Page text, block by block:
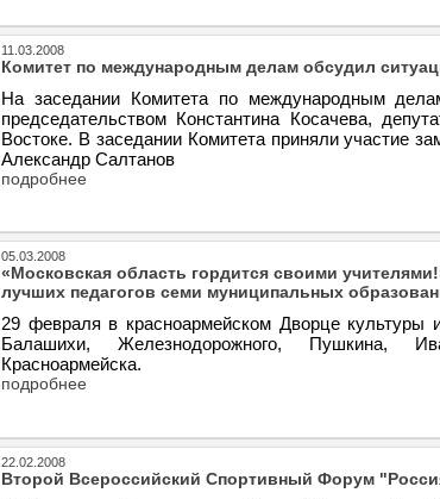
11.03.2008
Комитет по международным делам обсудил
На заседании Комитета по международным
председательством Константина Косачева,
Востоке. В заседании Комитета приняли участие
Александр Салтанов
подробнее
05.03.2008
«Московская область гордится своими
лучших педагогов семи муниципальных
29 февраля в красноармейском Дворце культуры
Балашихи, Железнодорожного, Пушкина,
Красноармейска.
подробнее
22.02.2008
Второй Всероссийский Спортивный Форум